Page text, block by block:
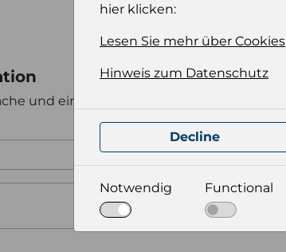
und ein Format für Ihre Produktdatei aus
hier klicken:
Lesen Sie mehr über Cookies
Hinweis zum Datenschutz
Decline
Notwendig Functional